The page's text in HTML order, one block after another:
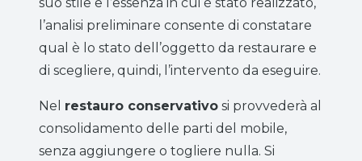
l’analisi preliminare consente di constatare
qual è lo stato dell’oggetto da restaurare e
di scegliere, quindi, l’intervento da eseguire.
Nel restauro conservativo si provvederà al
consolidamento delle parti del mobile,
senza aggiungere o togliere nulla. Si